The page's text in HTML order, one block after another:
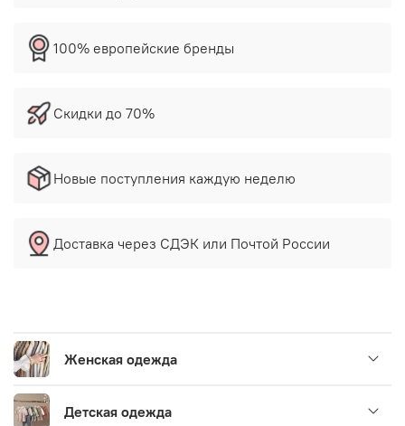
100% европейские бренды
Скидки до 70%
Новые поступления каждую неделю
Доставка через СДЭК или Почтой России
Женская одежда
Детская одежда